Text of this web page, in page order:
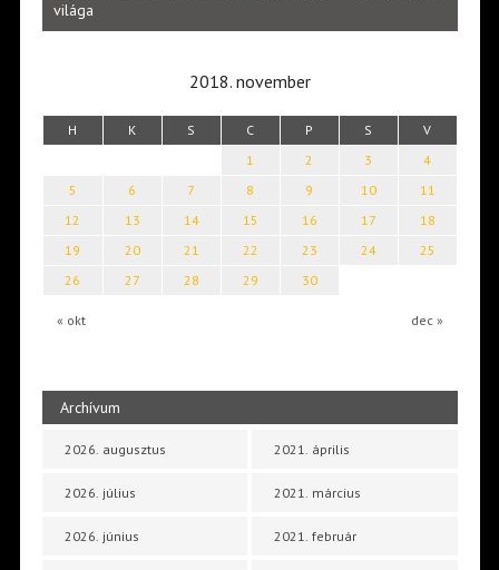
világa
2018. november
H K S C P S V
« okt dec »
1 2 3
4
5
6 7 8 9 10
11
12
13 14 15 16 17
18
19
20 21 22 23 24
25
26
27 28 29 30
Archívum
2026. augusztus
2026. július
2026. június
2021. április
2021. március
2021. február